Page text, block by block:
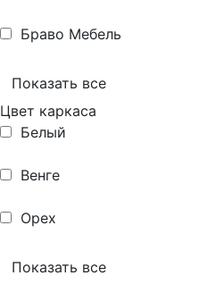
Браво Мебель
Показать все
Цвет каркаса
Белый
Венге
Орех
Показать все